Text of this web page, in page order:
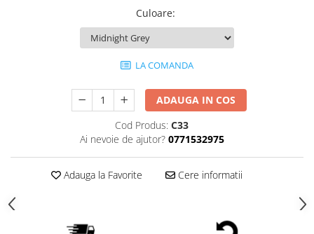
Culoare:
LA COMANDA
ADAUGA IN COS
Cod Produs: C33
Ai nevoie de ajutor? 0771532975
Adauga la Favorite Cere informatii